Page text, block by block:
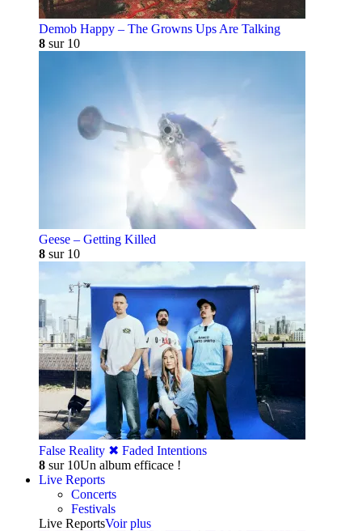
Demob Happy – The Growns Ups Are Talking
8 sur 10
Geese – Getting Killed
8 sur 10
False Reality ✖︎ Faded Intentions
8 sur 10Un album efficace !
Live Reports
Concerts
Festivals
Live ReportsVoir plus